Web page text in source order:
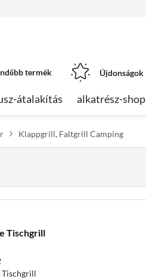
termék Újdonságok
átalakítás alkatrész-shop
Klappgrill, Faltgrill Camping
Tischgrill
Tischgrill